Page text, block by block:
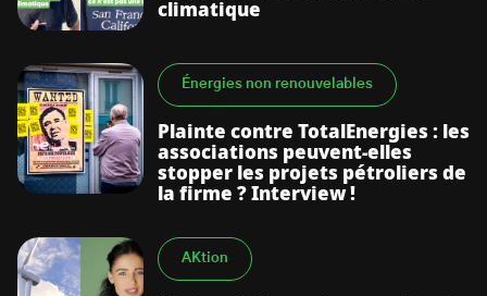
climatique
Énergies non renouvelables
Plainte contre TotalEnergies : les
associations peuvent-elles
stopper les projets pétroliers de
la firme ? Interview !
AKtion